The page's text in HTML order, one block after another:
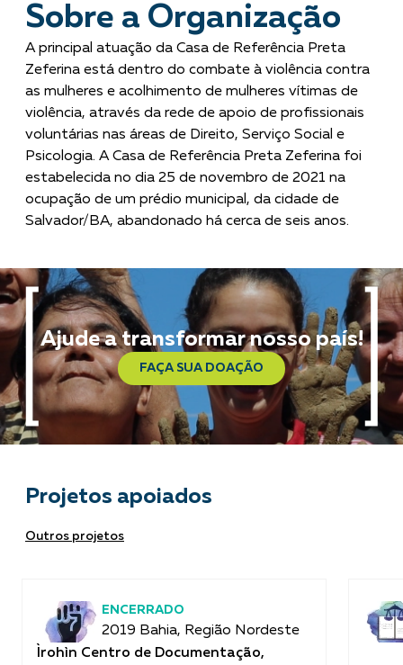
Sobre a Organização
A principal atuação da Casa de Referência Preta
Zeferina está dentro do combate à violência contra
as mulheres e acolhimento de mulheres vítimas de
violência, através da rede de apoio de profissionais
voluntárias nas áreas de Direito, Serviço Social e
Psicologia. A Casa de Referência Preta Zeferina foi
estabelecida no dia 25 de novembro de 2021 na
ocupação de um prédio municipal, da cidade de
Salvador/BA, abandonado há cerca de seis anos.
Ajude a transformar nosso país!
FAÇA SUA DOAÇÃO
Projetos apoiados
Outros projetos
ENCERRADO
2019 Bahia, Região Nordeste
Ìrohìn Centro de Documentação,